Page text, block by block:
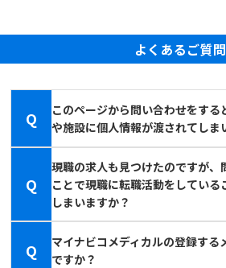
よくあるご質問
Q
このページから問い合わせをする
や施設に個人情報が渡されてしま
Q
現職の求人も見つけたのですが、
ことで現職に転職活動をしている
しまいますか？
Q
マイナビコメディカルの登録する
ですか？